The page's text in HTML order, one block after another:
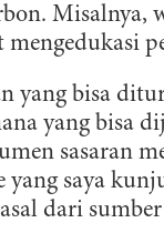
Misalnya,
yang bisa
yang bisa
sasaran
yang saya
dari